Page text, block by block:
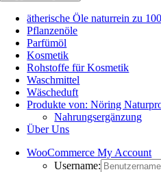
ätherische Öle naturrein zu
Pflanzenöle
Parfümöl
Kosmetik
Rohstoffe für Kosmetik
Waschmittel
Wäscheduft
Produkte von: Nöring
Nahrungsergänzung
Über Uns
WooCommerce My Account
Username: